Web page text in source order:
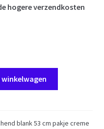
hogere verzendkosten
blank 53 cm pakje creme